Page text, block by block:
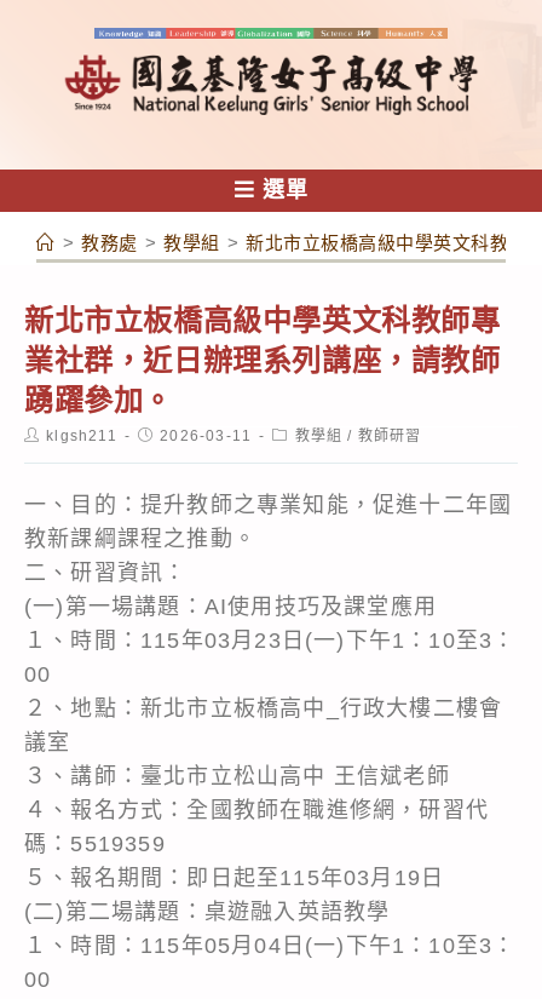
容
選單
> 教務處 > 教學組 > 新北市立板橋高級中學英文科教師
新北市立板橋高級中學英文科教師專
業社群，近日辦理系列講座，請教師
踴躍參加。
Postklgsh211
Post2026-03-11
Post教學組 / 教師研習
一、目的：提升教師之專業知能，促進十二年國
教新課綱課程之推動。
二、研習資訊：
(一)第一場講題：AI使用技巧及課堂應用
１、時間：115年03月23日(一)下午1：10至3：
00
２、地點：新北市立板橋高中_行政大樓二樓會
議室
３、講師：臺北市立松山高中 王信斌老師
４、報名方式：全國教師在職進修網，研習代
碼：5519359
５、報名期間：即日起至115年03月19日
(二)第二場講題：桌遊融入英語教學
１、時間：115年05月04日(一)下午1：10至3：
00